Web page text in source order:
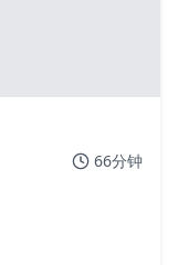
66分钟